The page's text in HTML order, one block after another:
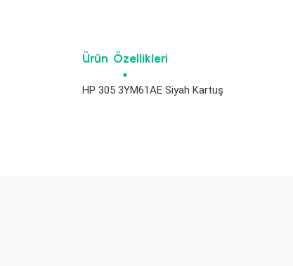
Ürün Özellikleri
HP 305 3YM61AE Siyah Kartuş